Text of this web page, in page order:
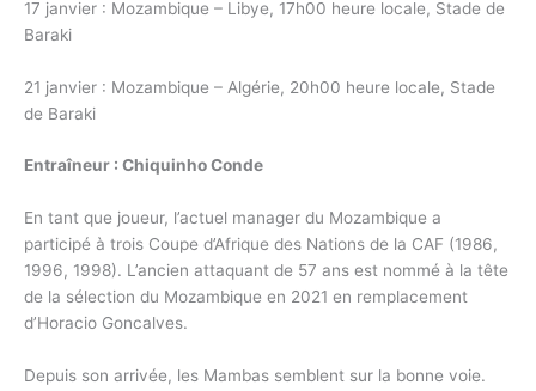
17 janvier : Mozambique – Libye, 17h00 heure locale, Stade de
Baraki
21 janvier : Mozambique – Algérie, 20h00 heure locale, Stade
de Baraki
Entraîneur : Chiquinho Conde
En tant que joueur, l’actuel manager du Mozambique a
participé à trois Coupe d’Afrique des Nations de la CAF (1986,
1996, 1998). L’ancien attaquant de 57 ans est nommé à la tête
de la sélection du Mozambique en 2021 en remplacement
d’Horacio Goncalves.
Depuis son arrivée, les Mambas semblent sur la bonne voie.